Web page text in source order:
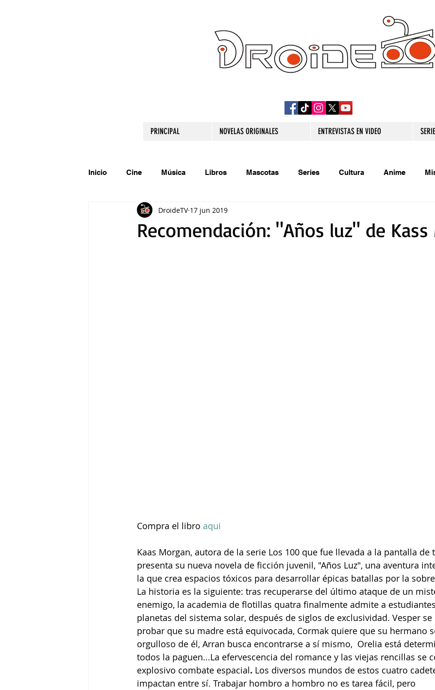
PRINCIPAL NOVELAS ORIGINALES ENTREVISTAS EN VIDEO
Inicio Cine Música Libros Mascotas Series Cultura Anime
Comparte tu talento Relatos originales
Recomendación: "Años luz" de
DroideTV 17 jun 2019
Compra el libro aqui
Kaas Morgan, autora de la serie Los 100 que fue llevada a la pantalla de
presenta su nueva novela de ficción juvenil, "Años Luz", una aventura
la que crea espacios tóxicos para desarrollar épicas batallas por la
La historia es la siguiente: tras recuperarse del último ataque de un
enemigo, la academia de flotillas quatra finalmente admite a
planetas del sistema solar, después de siglos de exclusividad. Vesper
probar que su madre está equivocada, Cormak quiere que su hermano
orgulloso de él, Arran busca encontrarse a sí mismo,  Orelia está
todos la paguen...La efervescencia del romance y las viejas rencillas se
explosivo combate espacial. Los diversos mundos de estos cuatro
impactan entre sí. Trabajar hombro a hombro no es tarea fácil, pero